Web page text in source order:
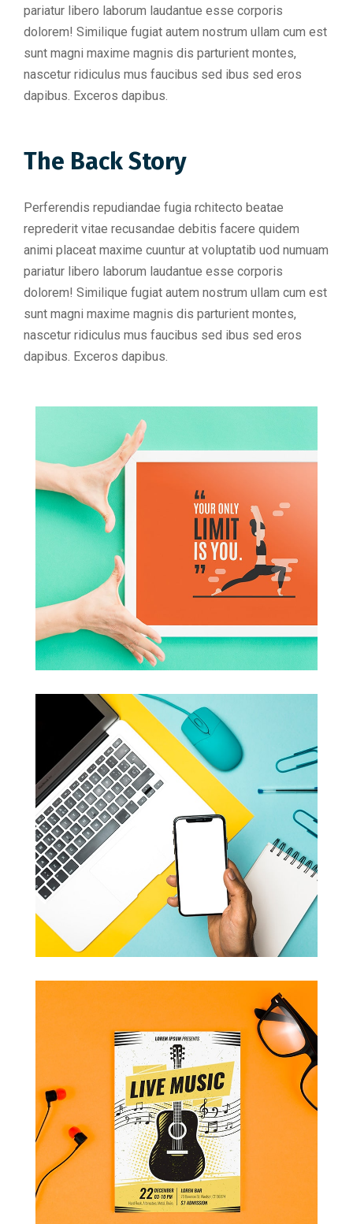
pariatur libero laborum laudantue esse corporis
dolorem! Similique fugiat autem nostrum ullam cum est
sunt magni maxime magnis dis parturient montes,
nascetur ridiculus mus faucibus sed ibus sed eros
dapibus. Exceros dapibus.
The Back Story
Perferendis repudiandae fugia rchitecto beatae
reprederit vitae recusandae debitis facere quidem
animi placeat maxime cuuntur at voluptatib uod numuam
pariatur libero laborum laudantue esse corporis
dolorem! Similique fugiat autem nostrum ullam cum est
sunt magni maxime magnis dis parturient montes,
nascetur ridiculus mus faucibus sed ibus sed eros
dapibus. Exceros dapibus.